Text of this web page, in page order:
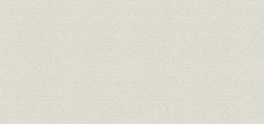
[2] 愛称の「スポーツ報知」登場
[3] 五輪速報“金”の連係プレー
[4] 社友・OBもバックアップ
[5] “長嶋効果”で追い風に乗る
第2章 今、スポーツ報知は ハイライト(平成3~4年)